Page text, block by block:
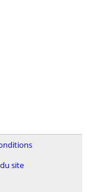
site